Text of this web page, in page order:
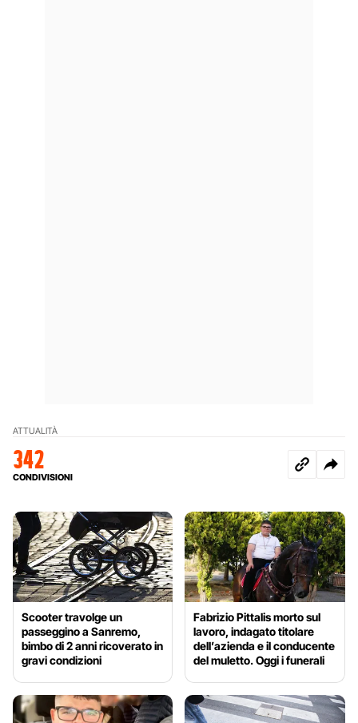
ATTUALITÀ
342
CONDIVISIONI
Scooter travolge un
passeggino a Sanremo,
bimbo di 2 anni ricoverato in
gravi condizioni
Fabrizio Pittalis morto sul
lavoro, indagato titolare
dell’azienda e il conducente
del muletto. Oggi i funerali